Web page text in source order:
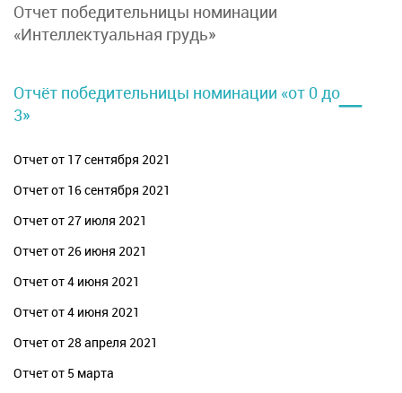
Отчет победительницы номинации
«Интеллектуальная грудь»
Отчёт победительницы номинации «от 0 до
3»
–
Отчет от 17 сентября 2021
Отчет от 16 сентября 2021
Отчет от 27 июля 2021
Отчет от 26 июня 2021
Отчет от 4 июня 2021
Отчет от 4 июня 2021
Отчет от 28 апреля 2021
Отчет от 5 марта